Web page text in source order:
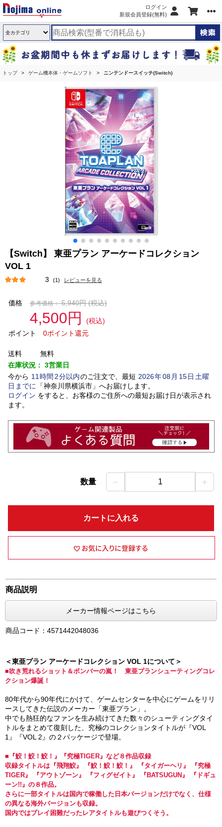
ログイン
新規会員登録(無料)
トップ ゲーム機本体・ゲームソフト ニンテンドースイッチ(Switch)
【Switch】 東亜プラン アーケードコレクション
VOL 1
3 (1) レビューを見る
価格 参考価格： 5,940円(税込)
4,500円
(税込)
ポイント
0ポイント還元
送料
無料
在庫状況： 3営業日
今から 11 時間 2分以内のご注文で、最短 2026年08 月 15日土曜
日 までに 「神奈川県横浜市」 へお届けします。
ログイン をすると、お客様のご住所への最短お届け日が表示され
ます。
数量 － 1 ＋
カートに入れる
商品説明
メーカー情報ページはこちら
商品コード：4571442048036
＜東亜プラン アーケードコレクション VOL 1について＞
■吹き荒れるショット＆ボンバーの嵐！ 東亜プランシューティングコレ
クション爆誕！
80年代から90年代にかけて、ゲームセンターを中心にゲームをリリ
ースしてきた伝説のメーカー「東亜プラン」。
中でも熱狂的なファンを生み続けてきた数々のシューティングタイ
トルをまとめて復刻した、究極のコレクションタイトルが『VOL
1』『VOL 2』の２パッケージで登場。
■『鮫！鮫！鮫！』『究極TIGER』など８作品収録
収録タイトルは『飛翔鮫』 『鮫！鮫！鮫！』 『タイガーヘリ』 『究極
TIGER』 『アウトゾーン』 『フィグゼイト』 『BATSUGUN』 『ドギュ
ーン!!』の８作品。
さらに一部タイトルは国内で稼働した日本バージョンだけでなく、仕様
の異なる海外バージョンも収録。
国内ではプレイ困難だったレアタイトルも遊びつくそう。